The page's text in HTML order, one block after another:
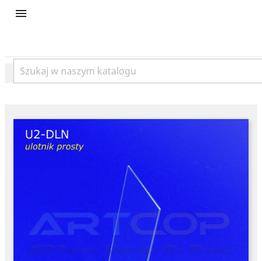
product
